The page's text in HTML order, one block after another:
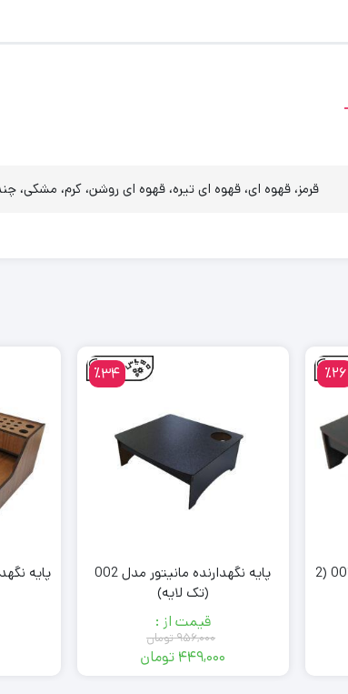
قرمز، قهوه ای، قهوه ای تیره، قهوه ای روشن، کرم، مشکی،
٪26
پایه نگهدارنده مانیتور مدل 001 (2
٪34
پایه نگهدارنده مانیتور مدل 002
(تک لایه)
قیمت از :
۹۵۶,۰۰۰تومان
۴۴۹,۰۰۰ تومان
پایه